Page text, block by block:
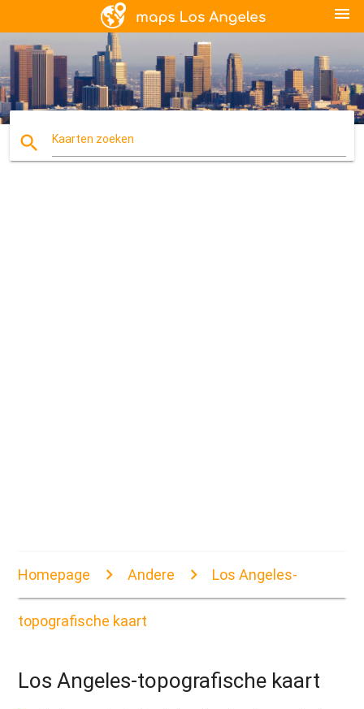
menu
search Kaarten zoeken
Homepage Andere Los Angeles-
topografische kaart
Los Angeles-topografische kaart